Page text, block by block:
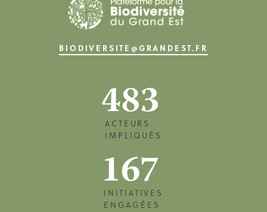
BIODIVERSITE@GRANDEST.FR
483
ACTEURS
IMPLIQUÉS
167
INITIATIVES
ENGAGÉES